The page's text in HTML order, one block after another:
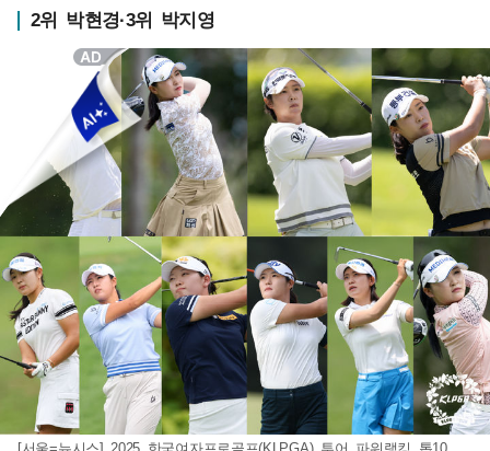
2위 박현경·3위 박지영